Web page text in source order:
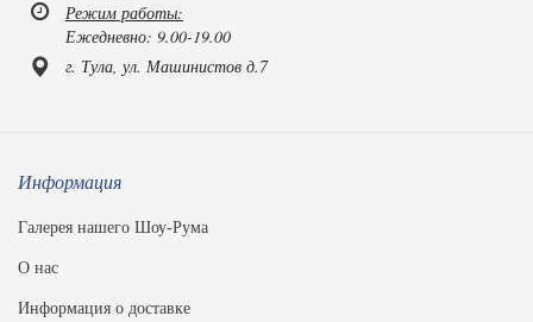
Режим работы:
Ежедневно: 9.00-19.00
г. Тула, ул. Машинистов д.7
Информация
Галерея нашего Шоу-Рума
О нас
Информация о доставке